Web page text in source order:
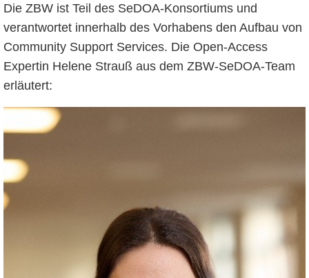
Die ZBW ist Teil des SeDOA-Konsortiums und
verantwortet innerhalb des Vorhabens den Aufbau von
Community Support Services. Die Open-Access
Expertin Helene Strauß aus dem ZBW-SeDOA-Team
erläutert: